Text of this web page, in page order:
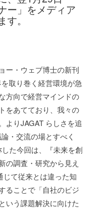
ー」をメディア
。
ー・ウェブ博士の新刊
取り巻く経営環境が急
方向で経営マインドの
をあてており、我々の
よりJAGAT らしさを追
・交流の場とすべく
た今回は、『未来を創
の調査・研究から見え
じて従来とは違った知
ることで「自社のビジ
いう課題解決に向けた